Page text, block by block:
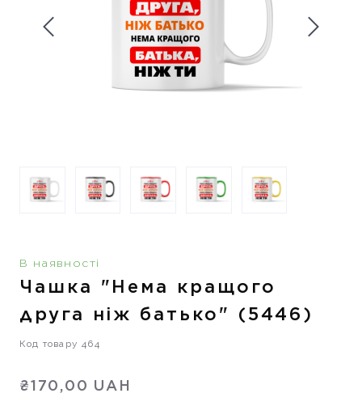
В наявності
Чашка "Нема кращого
друга ніж батько" (5446)
Код товару 464
₴170,00 UAH